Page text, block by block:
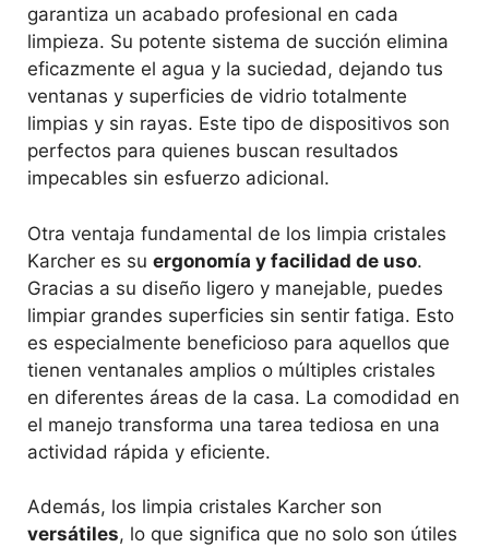
garantiza un acabado profesional en cada
limpieza. Su potente sistema de succión elimina
eficazmente el agua y la suciedad, dejando tus
ventanas y superficies de vidrio totalmente
limpias y sin rayas. Este tipo de dispositivos son
perfectos para quienes buscan resultados
impecables sin esfuerzo adicional.
Otra ventaja fundamental de los limpia cristales
Karcher es su ergonomía y facilidad de uso.
Gracias a su diseño ligero y manejable, puedes
limpiar grandes superficies sin sentir fatiga. Esto
es especialmente beneficioso para aquellos que
tienen ventanales amplios o múltiples cristales
en diferentes áreas de la casa. La comodidad en
el manejo transforma una tarea tediosa en una
actividad rápida y eficiente.
Además, los limpia cristales Karcher son
versátiles, lo que significa que no solo son útiles